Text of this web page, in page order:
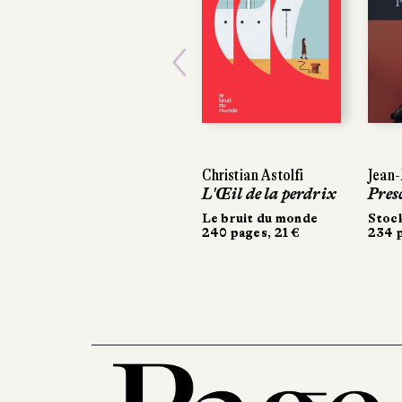
Christian Astolfi
L'Œil de la perdrix
Le bruit du monde
240 pages, 21 €
Stock
234
Stock
234
Previous